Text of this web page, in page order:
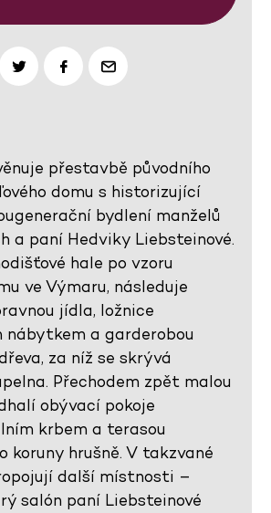
přestavbě původního
domu s historizující
bydlení manželů
a paní Hedviky Liebsteinové.
hale po vzoru
ve Výmaru, následuje
jídla, ložnice
nábytkem a garderobou
za níž se skrývá
Přechodem zpět malou
obývací pokoje
krbem a terasou
koruny hrušně. V takzvané
další místnosti –
salón paní Liebsteinové